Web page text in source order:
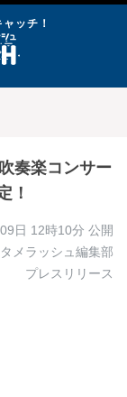
ッチ！
奏楽コンサー
！
日 12時10分 公開
メラッシュ編集部
プレスリリース